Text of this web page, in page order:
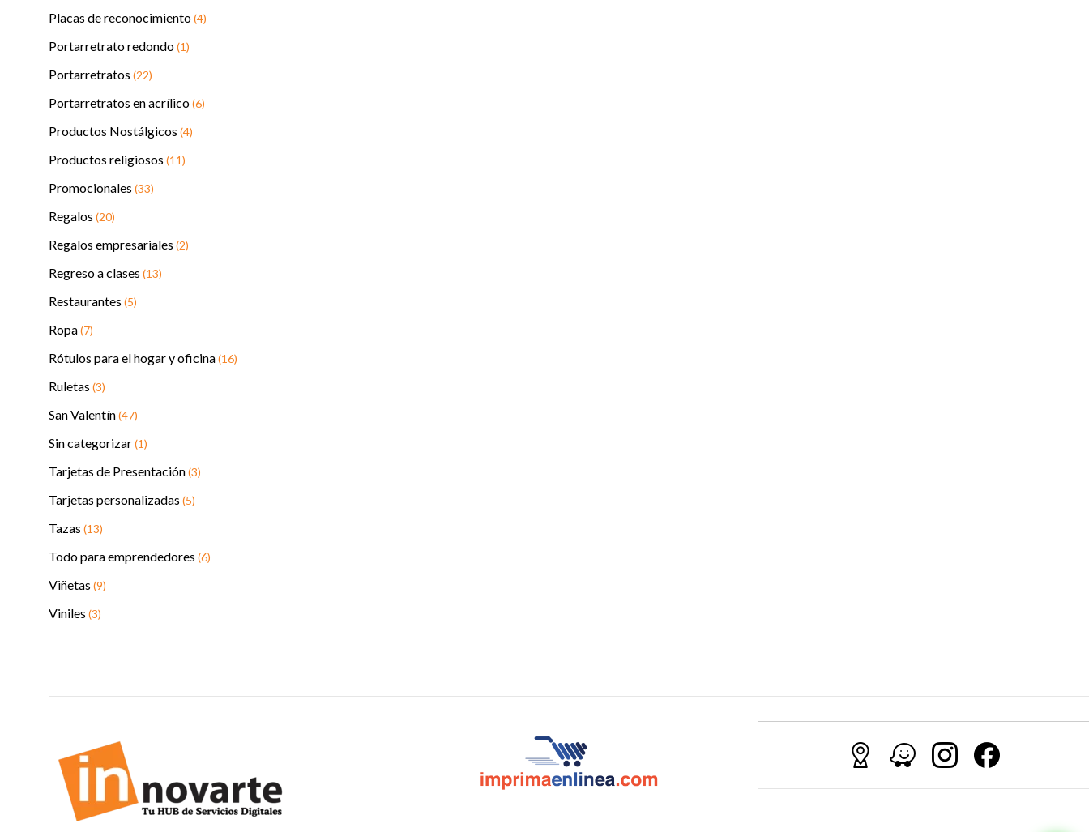
Placas de reconocimiento(4)
Portarretrato redondo(1)
Portarretratos (22)
Portarretratos en acrílico(6)
Productos Nostálgicos (4)
Productos religiosos (11)
Promocionales (33)
Regalos (20)
Regalos empresariales (2)
Regreso a clases (13)
Restaurantes (5)
Ropa(7)
Rótulos para el hogar y oficina(16)
Ruletas (3)
San Valentín(47)
Sin categorizar(1)
Tarjetas de Presentación(3)
Tarjetas personalizadas (5)
Tazas (13)
Todo para emprendedores (6)
Viñetas (9)
Viniles (3)